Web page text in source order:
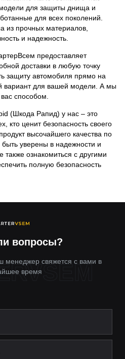
для защиты днища и
для всех поколений.
из прочных материалов,
и надежность.
предоставляет
доставки в любую точку
защиту автомобиля прямо на
вариант для вашей модели. А мы
способом.
(Шкода Рапид) у нас – это
кто ценит безопасность своего
высочайшего качества по
уверены в надежности и
также ознакомиться с другими
полную безопасность
вопросы?
менеджер свяжется с вами в
время